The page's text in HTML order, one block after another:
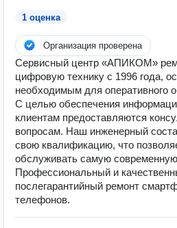
1 оценка
Организация проверена
Сервисный центр «АПИКОМ»
цифровую технику с 1996 года,
необходимым для оперативного
С целью обеспечения
клиентам предоставляются
вопросам. Наш инженерный
свою квалификацию, что
обслуживать самую современную
Профессиональный и
послегарантийный ремонт
телефонов.